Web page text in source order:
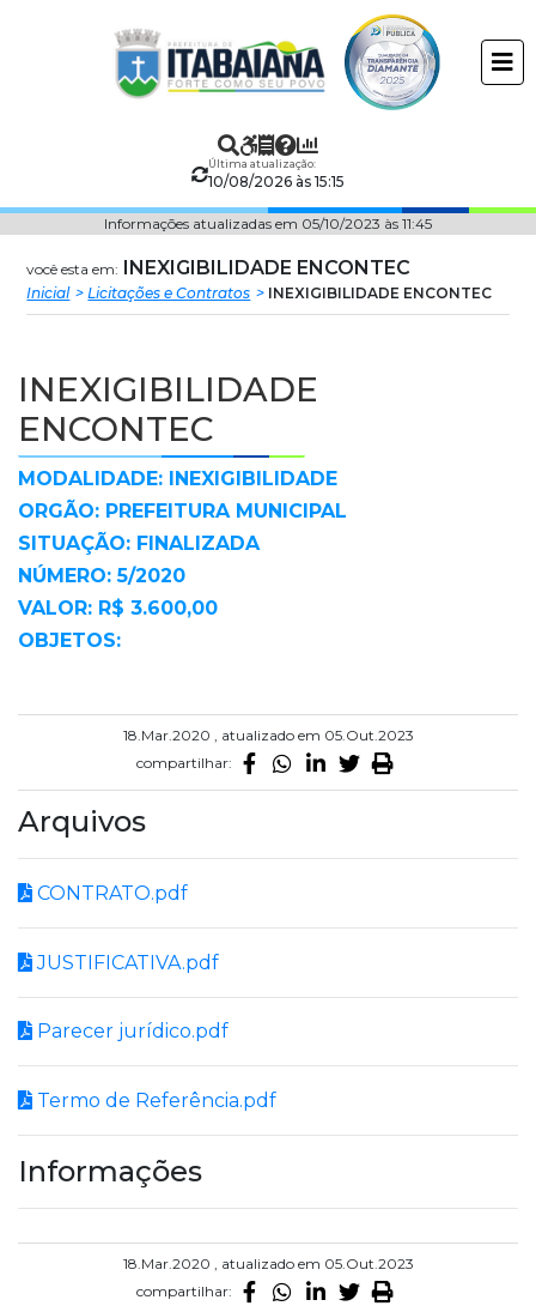
Prefeitura
Municipal
Itabaiana
Última atualização:
10/08/2026 às 15:15
Informações atualizadas em 05/10/2023 às 11:45
você esta em: INEXIGIBILIDADE ENCONTEC
Inicial Licitações e Contratos INEXIGIBILIDADE ENCONTEC
INEXIGIBILIDADE
ENCONTEC
MODALIDADE: INEXIGIBILIDADE
ORGÃO: PREFEITURA MUNICIPAL
SITUAÇÃO: FINALIZADA
NÚMERO: 5/2020
VALOR: R$ 3.600,00
OBJETOS:
18.Mar.2020 , atualizado em 05.Out.2023
compartilhar:
Arquivos
CONTRATO.pdf
JUSTIFICATIVA.pdf
Parecer jurídico.pdf
Termo de Referência.pdf
Informações
18.Mar.2020 , atualizado em 05.Out.2023
compartilhar: